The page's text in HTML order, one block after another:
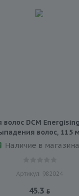
волос DCM
волос, 115
Наличие в
Артикул: 982024
45.3